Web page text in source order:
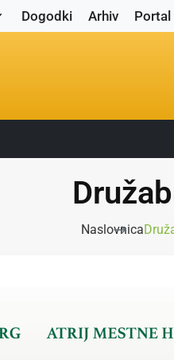
Dogodki Arhiv Portal
Naslovnica